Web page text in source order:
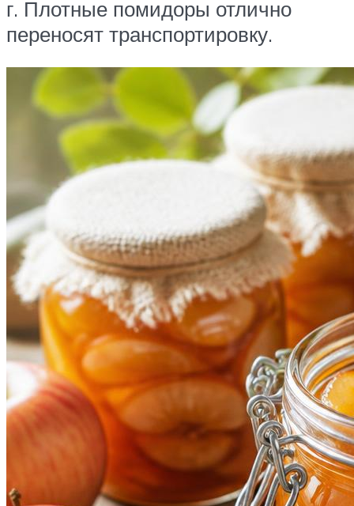
г. Плотные помидоры отлично
переносят транспортировку.